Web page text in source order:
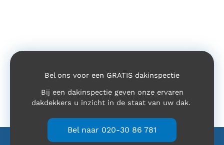
Bel ons voor een GRATIS dakinspectie
Bij een dakinspectie geven onze ervaren
dakdekkers u inzicht in de staat van uw dak.
Bel naar 020-30 86 781